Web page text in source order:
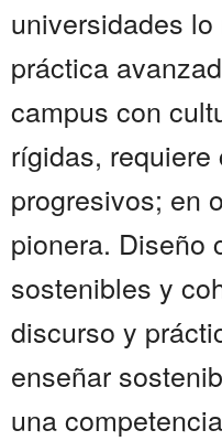
universidades
práctica
campus con
rígidas, requiere
progresivos; en
pionera. Diseño
sostenibles y
discurso y
enseñar
una